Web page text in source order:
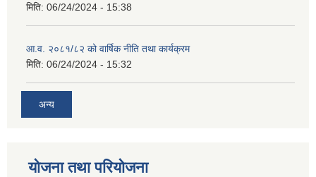
मिति: 06/24/2024 - 15:38
आ.व. २०८१/८२ को वार्षिक नीति तथा कार्यक्रम
मिति: 06/24/2024 - 15:32
अन्य
योजना तथा परियोजना